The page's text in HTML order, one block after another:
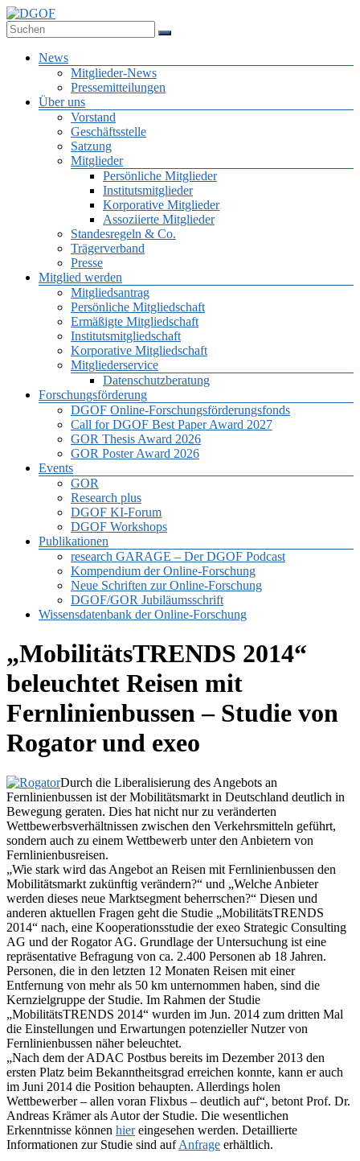
Zum
Inhalt
springen
Deutsche Gesellschaft für Online-Forschung e.V.
Menü
News
Mitglieder-News
Pressemitteilungen
Über uns
Vorstand
Geschäftsstelle
Satzung
Mitglieder
Persönliche Mitglieder
Institutsmitglieder
Korporative Mitglieder
Assoziierte Mitglieder
Standesregeln & Co.
Trägerverband
Presse
Mitglied werden
Mitgliedsantrag
Persönliche Mitgliedschaft
Ermäßigte Mitgliedschaft
Institutsmitgliedschaft
Korporative Mitgliedschaft
Mitgliederservice
Datenschutzberatung
Forschungsförderung
DGOF Online-Forschungsförderungsfonds
Call for DGOF Best Paper Award 2027
GOR Thesis Award 2026
GOR Poster Award 2026
Events
GOR
Research plus
DGOF KI-Forum
DGOF Workshops
Publikationen
research GARAGE – Der DGOF Podcast
Kompendium der Online-Forschung
Neue Schriften zur Online-Forschung
DGOF/GOR Jubiläumsschrift
Wissensdatenbank der Online-Forschung
„MobilitätsTRENDS 2014“
beleuchtet Reisen mit
Fernlinienbussen – Studie von
Rogator und exeo
Durch die Liberalisierung des Angebots an
Fernlinienbussen ist der Mobilitätsmarkt in Deutschland deutlich in
Bewegung geraten. Dies hat nicht nur zu veränderten
Wettbewerbsverhältnissen zwischen den Verkehrsmitteln geführt,
sondern auch zu einem Wettbewerb unter den Anbietern von
Fernlinienbusreisen.
„Wie stark wird das Angebot an Reisen mit Fernlinienbussen den
Mobilitätsmarkt zukünftig verändern?“ und „Welche Anbieter
werden dieses neue Marktsegment beherrschen?“ Diesen und
anderen aktuellen Fragen geht die Studie „MobilitätsTRENDS
2014“ nach, eine Kooperationsstudie der exeo Strategic Consulting
AG und der Rogator AG. Grundlage der Untersuchung ist eine
repräsentative Befragung von ca. 2.400 Personen ab 18 Jahren.
Personen, die in den letzten 12 Monaten Reisen mit einer
Entfernung von mehr als 50 km unternommen haben, sind die
Kernzielgruppe der Studie. Im Rahmen der Studie
„MobilitätsTRENDS 2014“ wurden im Jun. 2014 zum dritten Mal
die Einstellungen und Erwartungen potenzieller Nutzer von
Fernlinienbussen näher beleuchtet.
„Nach dem der ADAC Postbus bereits im Dezember 2013 den
ersten Platz beim Bekanntheitsgrad erreichen konnte, kann er auch
im Juni 2014 die Position behaupten. Allerdings holen
Wettbewerber – allen voran Flixbus – deutlich auf“, betont Prof. Dr.
Andreas Krämer als Autor der Studie. Die wesentlichen
Erkenntnisse können hiereingesehen werden. Detaillierte
Informationen zur Studie sind aufAnfrage erhältlich.